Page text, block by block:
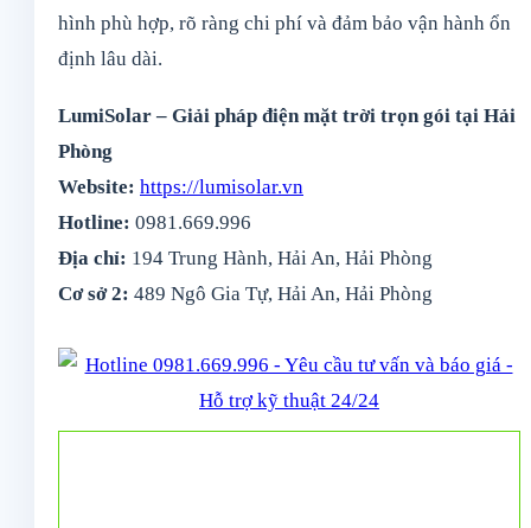
hình phù hợp, rõ ràng chi phí và đảm bảo vận hành ổn
định lâu dài.
LumiSolar – Giải pháp điện mặt trời trọn gói tại Hải
Phòng
Website: https://lumisolar.vn
Hotline: 0981.669.996
Địa chỉ: 194 Trung Hành, Hải An, Hải Phòng
Cơ sở 2: 489 Ngô Gia Tự, Hải An, Hải Phòng